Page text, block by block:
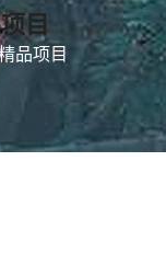
目
品项目